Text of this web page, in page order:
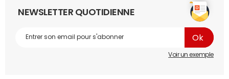
NEWSLETTER QUOTIDIENNE
Voir un exemple